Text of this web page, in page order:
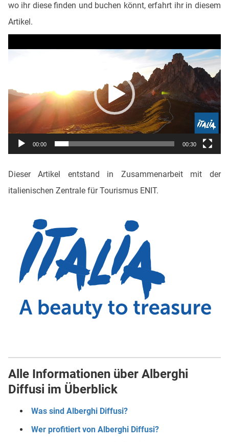
wo ihr diese finden und buchen könnt, erfahrt ihr in diesem
Artikel.
Player
00:00 00:30
Dieser Artikel entstand in Zusammenarbeit mit der
italienischen Zentrale für Tourismus ENIT.
Alle Informationen über Alberghi
Diffusi im Überblick
Was sind Alberghi Diffusi?
Wer profitiert von Alberghi Diffusi?